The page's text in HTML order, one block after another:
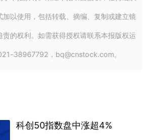
加以使用，包括转载、摘编、复制或建立镜
责的权利。如需获得授权请联系本报版权运
38967792，bq@cnstock.com。
科创50指数盘中涨超4%